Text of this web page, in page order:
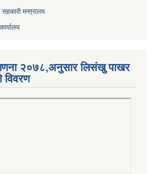
मन्त्रालय
२०७८,अनुसार लिसंखु पाखर
विवरण